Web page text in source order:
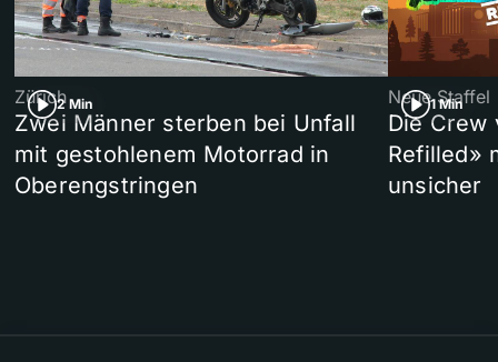
2 Min
Zürich
Zwei Männer sterben bei Unfall
mit gestohlenem Motorrad in
Oberengstringen
1 Min
Neue Staffel
Die Crew
Refilled»
unsicher